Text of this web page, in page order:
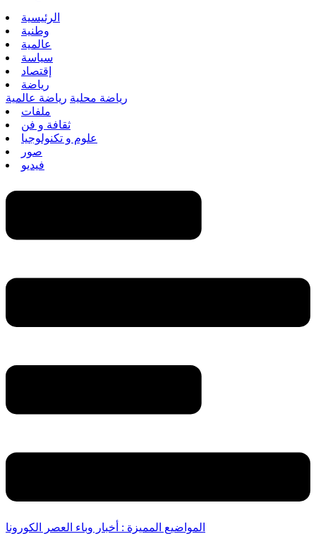
الرئيسية
وطنية
عالمية
سياسة
إقتصاد
رياضة
رياضة محلية رياضة عالمية
ملفات
ثقافة و فن
علوم و تكنولوجيا
صور
فيديو
المواضيع المميزة : أخبار وباء العصر الكورونا